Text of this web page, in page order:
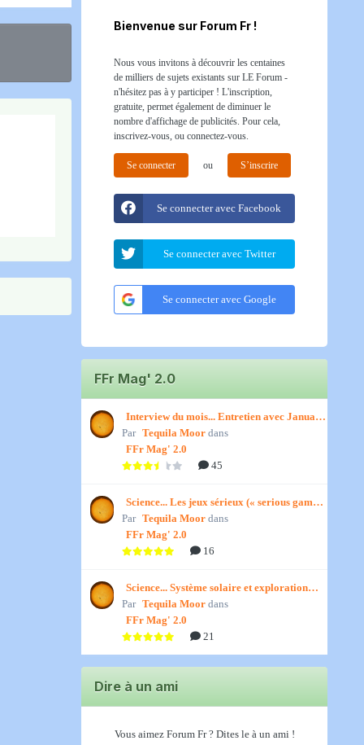
Bienvenue sur Forum Fr !
Nous vous invitons à découvrir les centaines
de milliers de sujets existants sur LE Forum -
n'hésitez pas à y participer ! L'inscription,
gratuite, permet également de diminuer le
nombre d'affichage de publicités. Pour cela,
inscrivez-vous, ou connectez-vous.
Se connecter ou S’inscrire
Se connecter avec Facebook
Se connecter avec Twitter
Se connecter avec Google
FFr Mag' 2.0
Interview du mois... Entretien avec January,
par Titenath
Par Tequila Moor dans
FFr Mag' 2.0
45
Science... Les jeux sérieux (« serious games
») par Jedino
Par Tequila Moor dans
FFr Mag' 2.0
16
Science... Système solaire et exploration
spatiale, par Jedino
Par Tequila Moor dans
FFr Mag' 2.0
21
Dire à un ami
Vous aimez Forum Fr ? Dites le à un ami !